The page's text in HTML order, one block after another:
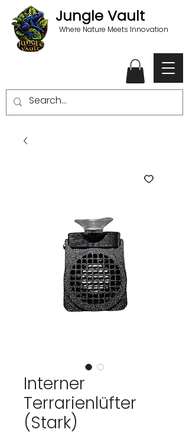
Jungle Vault
Where Nature Meets Innovation
Interner
Terrarienlüfter
(Stark)